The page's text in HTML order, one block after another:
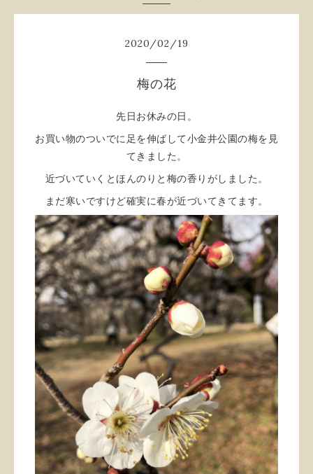
2020/02/19
梅の花
先日お休みの日。
お買い物のついでに足を伸ばして小金井公園の梅を見
てきました。
近づいていくとほんのりと梅の香りがしました。
まだ寒いですけど確実に春が近づいてきてます。